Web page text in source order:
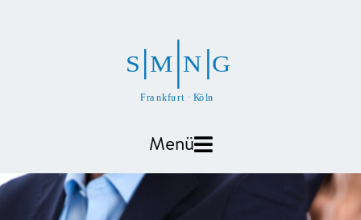
S M N G
Fra nkfurt · Köln
Menü